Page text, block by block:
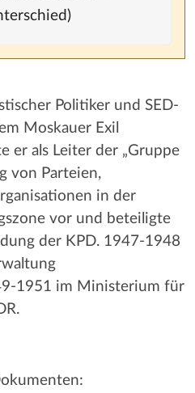
Politiker und SED-
Moskauer Exil
er als Leiter der „Gruppe
von Parteien,
in der
vor und beteiligte
der KPD. 1947-1948
1951 im Ministerium für